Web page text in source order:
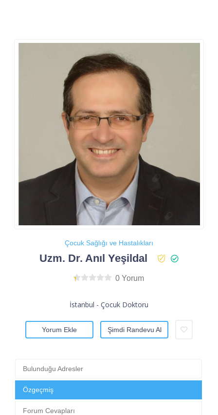
Çocuk Sağlığı ve Hastalıkları
Uzm. Dr. Anıl Yeşildal
0 Yorum
İstanbul - Çocuk Doktoru
Yorum Ekle Şimdi Randevu Al
Bulunduğu Adresler
Özgeçmiş
Forum Cevapları